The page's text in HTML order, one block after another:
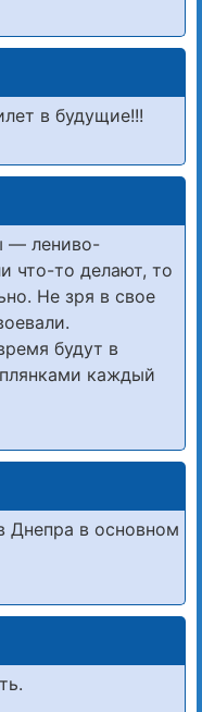
в будущие!!!
— лениво-
что-то делают, то
Не зря в свое
будут в
каждый
Днепра в основном